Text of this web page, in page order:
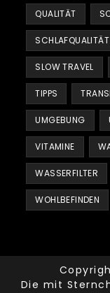
QUALITÄT
SCHLAFQUALITÄT
SLOW TRAVEL
TIPPS
UMGEBUNG
VITAMINE
WASSERFILTER
WOHLBEFINDEN
Die mit